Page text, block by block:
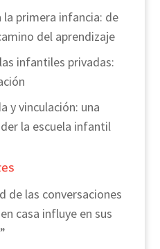
la primera infancia: de
del aprendizaje
infantiles privadas:
y vinculación: una
la escuela infantil
de las conversaciones
casa influye en sus